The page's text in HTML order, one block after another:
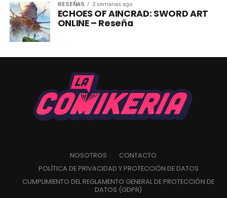
RESEÑAS 2 semanas ago
ECHOES OF AINCRAD: SWORD ART
ONLINE – Reseña
NOSOTROS
CONTACTO
POLÍTICA DE PRIVACIDAD Y PROTECCIÓN DE DATOS
CUMPLIMIENTO DEL REGLAMENTO GENERAL DE PROTECCIÓN DE
DATOS (GDPR)